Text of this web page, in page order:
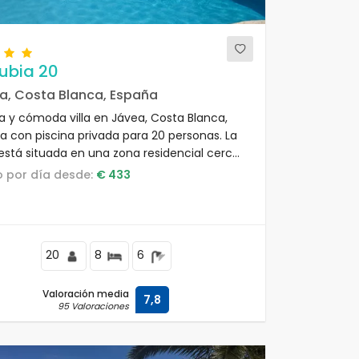
20
Costa Blanca, España
y cómoda villa en Jávea, Costa Blanca,
con piscina privada para 20 personas. La
situada en una zona residencial cerca
a pocos pasos de restaurantes, bares
por día desde: € 433
20 8 6
Valoración media
95 Valoraciones 7,8